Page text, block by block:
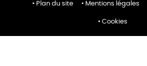
Plan du site Mentions légales
Cookies